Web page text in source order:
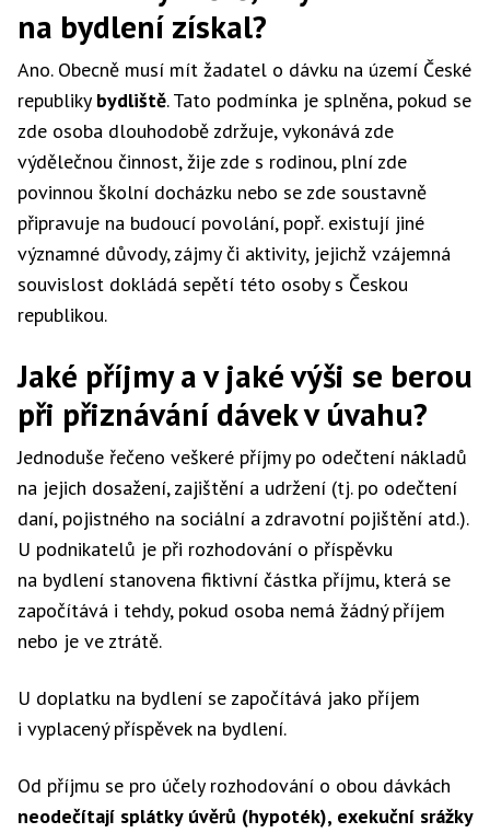
na bydlení získal?
Ano. Obecně musí mít žadatel o dávku na území České
republiky bydliště. Tato podmínka je splněna, pokud se
zde osoba dlouhodobě zdržuje, vykonává zde
výdělečnou činnost, žije zde s rodinou, plní zde
povinnou školní docházku nebo se zde soustavně
připravuje na budoucí povolání, popř. existují jiné
významné důvody, zájmy či aktivity, jejichž vzájemná
souvislost dokládá sepětí této osoby s Českou
republikou.
Jaké příjmy a v jaké výši se berou
při přiznávání dávek v úvahu?
Jednoduše řečeno veškeré příjmy po odečtení nákladů
na jejich dosažení, zajištění a udržení (tj. po odečtení
daní, pojistného na sociální a zdravotní pojištění atd.).
U podnikatelů je při rozhodování o příspěvku
na bydlení stanovena fiktivní částka příjmu, která se
započítává i tehdy, pokud osoba nemá žádný příjem
nebo je ve ztrátě.
U doplatku na bydlení se započítává jako příjem
i vyplacený příspěvek na bydlení.
Od příjmu se pro účely rozhodování o obou dávkách
neodečítají splátky úvěrů (hypoték), exekuční srážky